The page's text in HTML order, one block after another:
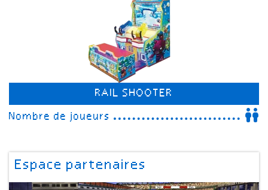
RAIL SHOOTER
Nombre de joueurs
Espace partenaires